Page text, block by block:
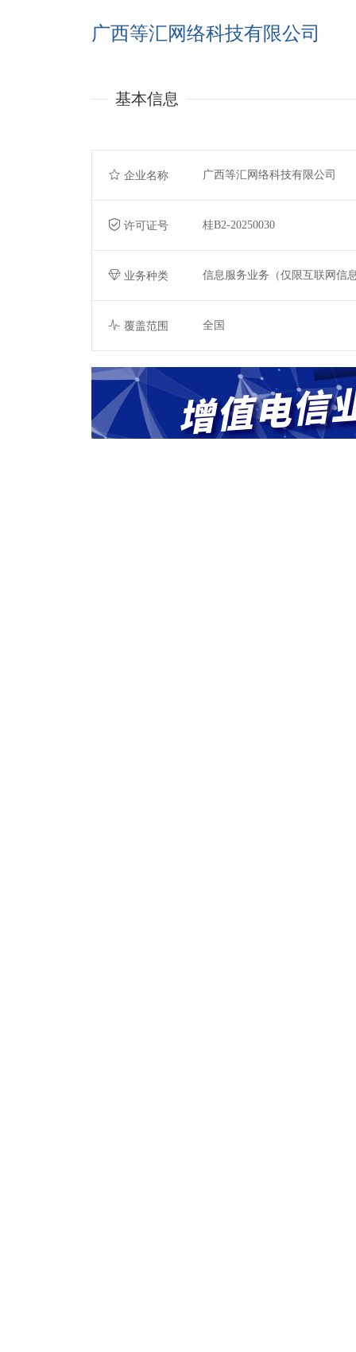
广西等汇网络科技有限公司
基本信息
企业名称 广西等汇网络科技有限公司
许可证号 桂B2-20250030
业务种类 信息服务业务（仅限互联网信
覆盖范围 全国